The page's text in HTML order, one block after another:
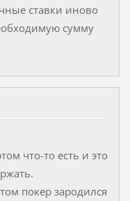
ставки иново
сумму
что-то есть и это
покер зародился